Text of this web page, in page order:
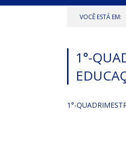
VOCÊ ESTÁ EM:
1°-
1°-